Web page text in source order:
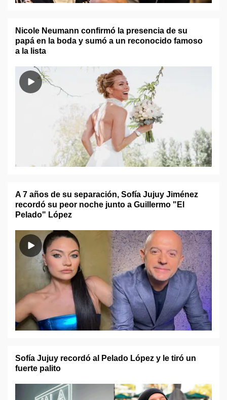
Nicole Neumann confirmó la presencia de su
papá en la boda y sumó a un reconocido famoso
a la lista
A 7 años de su separación, Sofía Jujuy Jiménez
recordó su peor noche junto a Guillermo "El
Pelado" López
Sofía Jujuy recordó al Pelado López y le tiró un
fuerte palito